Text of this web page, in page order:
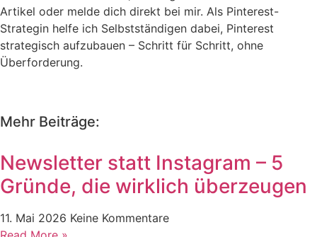
Artikel oder melde dich direkt bei mir. Als Pinterest-
Strategin helfe ich Selbstständigen dabei, Pinterest
strategisch aufzubauen – Schritt für Schritt, ohne
Überforderung.
Mehr Beiträge:
Newsletter statt Instagram – 5
Gründe, die wirklich überzeugen
11. Mai 2026 Keine Kommentare